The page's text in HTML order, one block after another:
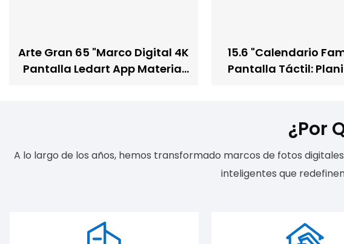
Arte Gran 65 "Marco Digital 4K
Pantalla Ledart App Material
15.6 "Calendario
Pantalla Táctil:
¿Por
A lo largo de los años, hemos transformado marcos de fotos
inteligentes que